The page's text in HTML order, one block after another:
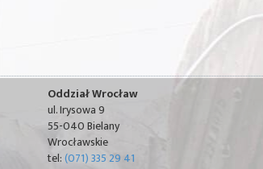
Oddział Wrocław
ul. Irysowa 9
55-040 Bielany
Wrocławskie
tel:(071) 335 29 41